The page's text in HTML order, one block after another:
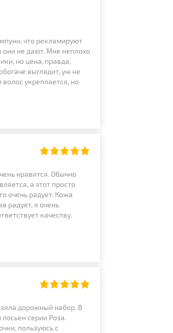
что рекламируют
не дают. Мне неплохо
но цена, правда,
выглядит, уж не
укрепляется, но
нравится. Обычно
а этот просто
очень радует. Кожа
радует, я очень
качеству.
дорожный набор. В
серии Роза.
пользуюсь с